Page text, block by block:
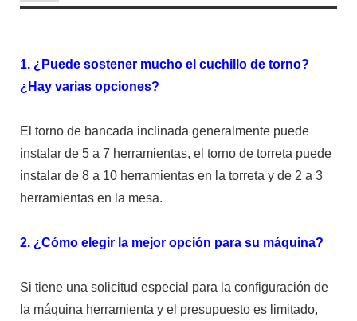
1. ¿Puede sostener mucho el cuchillo de torno?
¿Hay varias opciones?
El torno de bancada inclinada generalmente puede
instalar de 5 a 7 herramientas, el torno de torreta puede
instalar de 8 a 10 herramientas en la torreta y de 2 a 3
herramientas en la mesa.
2. ¿Cómo elegir la mejor opción para su máquina?
Si tiene una solicitud especial para la configuración de
la máquina herramienta y el presupuesto es limitado,